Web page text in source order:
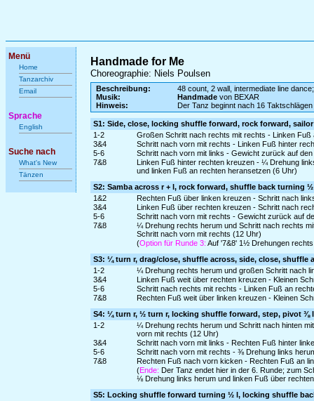
Menü
Home
Tanzarchiv
Email
Sprache
English
Suche nach
What's New
Tänzen
Handmade for Me
Choreographie: Niels Poulsen
Beschreibung:
48 count, 2 wall, intermediate line
Musik:
Handmadevon BEXAR
Hinweis:
Der Tanz beginnt nach 16 Taktschlägen
S1: Side, close, locking shuffle forward, rock forward,
1-2
Großen Schritt nach rechts mit rechts - Linken Fuß
3&4
Schritt nach vorn mit rechts - Linken Fuß hinter
5-6
Schritt nach vorn mit links - Gewicht zurück auf
7&8
Linken Fuß hinter rechten kreuzen - ¼ Drehung
und linken Fuß an rechten heransetzen (6 Uhr)
S2: Samba across r + l, rock forward, shuffle back turning
1&2
Rechten Fuß über linken kreuzen - Schritt nach
3&4
Linken Fuß über rechten kreuzen - Schritt nach
5-6
Schritt nach vorn mit rechts - Gewicht zurück auf
7&8
¼ Drehung rechts herum und Schritt nach rechts
Schritt nach vorn mit rechts (12 Uhr)
(Option für Runde 3: Auf '7&8' 1½ Drehungen
S3: ¼ turn r, drag/close, shuffle across, side, close, shuffle
1-2
¼ Drehung rechts herum und großen Schritt nach
3&4
Linken Fuß weit über rechten kreuzen - Kleinen
5-6
Schritt nach rechts mit rechts - Linken Fuß an
7&8
Rechten Fuß weit über linken kreuzen - Kleinen
S4: ¼ turn r, ½ turn r, locking shuffle forward, step, pivot ⅜
1-2
¼ Drehung rechts herum und Schritt nach hinten
vorn mit rechts (12 Uhr)
3&4
Schritt nach vorn mit links - Rechten Fuß hinter
5-6
Schritt nach vorn mit rechts - ⅜ Drehung links
7&8
Rechten Fuß nach vorn kicken - Rechten Fuß an
(Ende: Der Tanz endet hier in der 6. Runde; zum
⅛ Drehung links herum und linken Fuß über
S5: Locking shuffle forward turning ½ l, locking shuffle